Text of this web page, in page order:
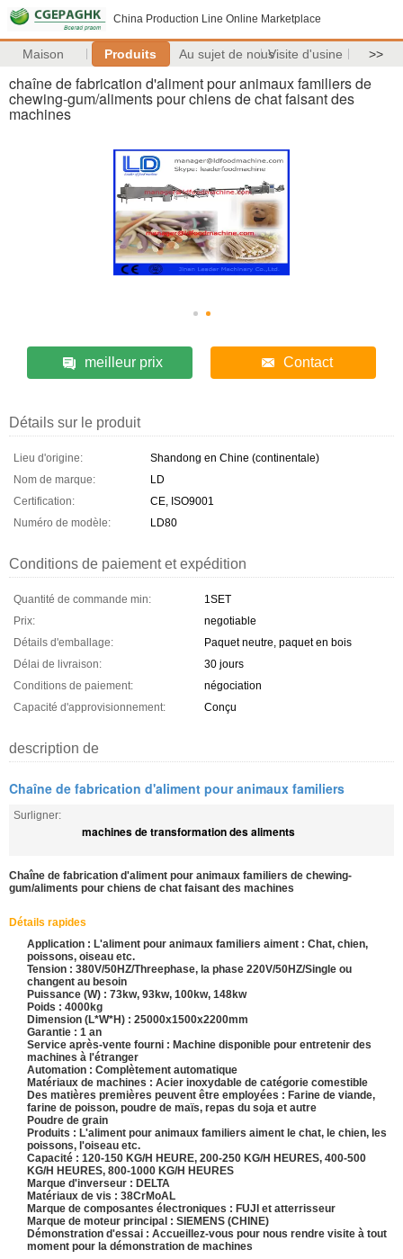
China Production Line Online Marketplace
Maison Produits Au sujet de nousVisite d'usine >>
chaîne de fabrication d'aliment pour animaux familiers de
chewing-gum/aliments pour chiens de chat faisant des
machines
meilleur prix Contact
Détails sur le produit
Lieu d'origine:
Shandong en Chine (continentale)
Nom de marque:
LD
Certification:
CE, ISO9001
Numéro de modèle:
LD80
Conditions de paiement et expédition
Quantité de commande min:
1SET
Prix:
negotiable
Détails d'emballage:
Paquet neutre, paquet en bois
Délai de livraison:
30 jours
Conditions de paiement:
négociation
Capacité d'approvisionnement:
Conçu
description de
Chaîne de fabrication d'aliment pour animaux familiers
Surligner:
machines de transformation des aliments
Chaîne de fabrication d'aliment pour animaux familiers de chewing-
gum/aliments pour chiens de chat faisant des machines
Détails rapides
Application : L'aliment pour animaux familiers aiment : Chat, chien,
poissons, oiseau etc.
Tension : 380V/50HZ/Threephase, la phase 220V/50HZ/Single ou
changent au besoin
Puissance (W) : 73kw, 93kw, 100kw, 148kw
Poids : 4000kg
Dimension (L*W*H) : 25000x1500x2200mm
Garantie : 1 an
Service après-vente fourni : Machine disponible pour entretenir des
machines à l'étranger
Automation : Complètement automatique
Matériaux de machines : Acier inoxydable de catégorie comestible
Des matières premières peuvent être employées : Farine de viande,
farine de poisson, poudre de maïs, repas du soja et autre
Poudre de grain
Produits : L'aliment pour animaux familiers aiment le chat, le chien, les
poissons, l'oiseau etc.
Capacité : 120-150 KG/H HEURE, 200-250 KG/H HEURES, 400-500
KG/H HEURES, 800-1000 KG/H HEURES
Marque d'inverseur : DELTA
Matériaux de vis : 38CrMoAL
Marque de composantes électroniques : FUJI et atterrisseur
Marque de moteur principal : SIEMENS (CHINE)
Démonstration d'essai : Accueillez-vous pour nous rendre visite à tout
moment pour la démonstration de machines